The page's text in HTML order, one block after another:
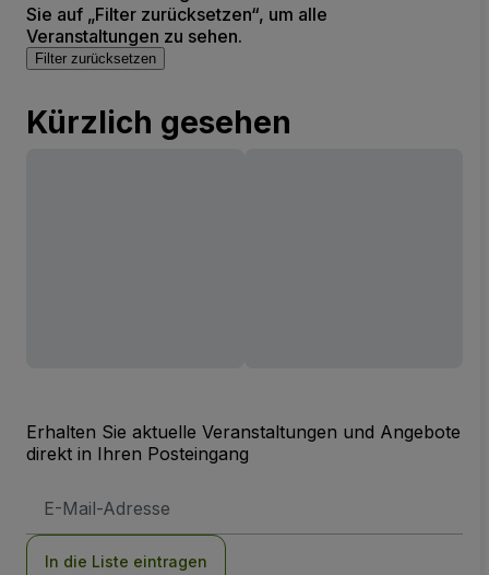
Sie auf „Filter zurücksetzen“, um alle
Veranstaltungen zu sehen.
Filter zurücksetzen
Kürzlich gesehen
Erhalten Sie aktuelle Veranstaltungen und Angebote
direkt in Ihren Posteingang
Mail-
In die Liste eintragen